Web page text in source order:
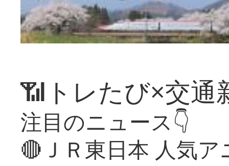
📶トレたび×交通
注目のニュース👇
🔴ＪＲ東日本 人気